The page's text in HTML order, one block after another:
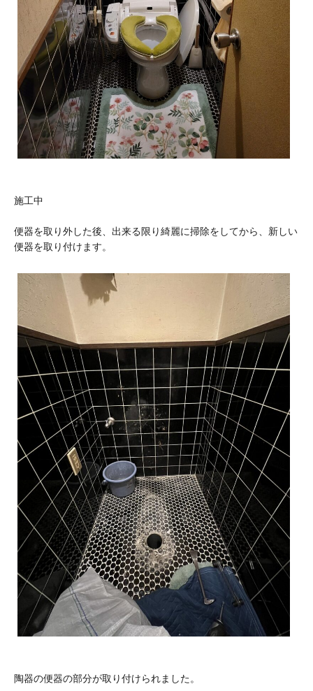
施工中
便器を取り外した後、出来る限り綺麗に掃除をしてから、新しい
便器を取り付けます。
陶器の便器の部分が取り付けられました。